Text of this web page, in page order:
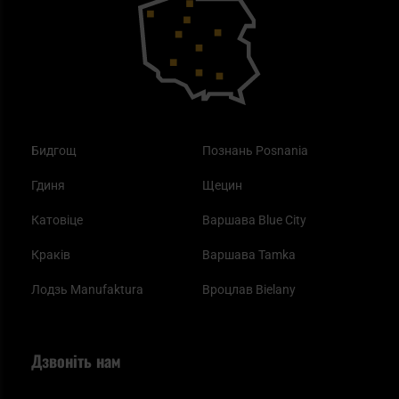
Бидгощ
Гдиня
Катовіце
Краків
Лодзь Manufaktura
Познань Posnania
Щецин
Варшава Blue City
Варшава Tamka
Вроцлав Bielany
Найкращі спальні мішки на осінь
Дзвоніть нам